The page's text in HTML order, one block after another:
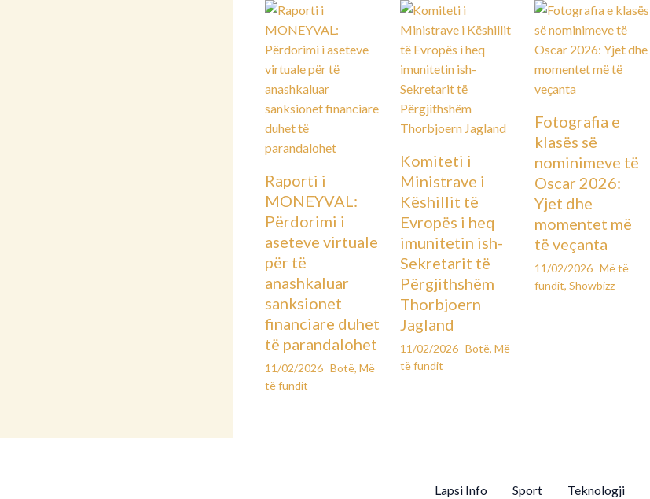
Raporti i
MONEYVAL:
Përdorimi i
aseteve virtuale
për të
anashkaluar
sanksionet
financiare duhet
të parandalohet
11/02/2026 Botë, Më
të fundit
Komiteti i
Ministrave i
Këshillit të
Evropës i heq
imunitetin ish-
Sekretarit të
Përgjithshëm
Thorbjoern
Jagland
11/02/2026 Botë, Më
të fundit
Fotografia e
klasës së
nominimeve të
Oscar 2026:
Yjet dhe
momentet më
të veçanta
11/02/2026 Më të
fundit,Showbizz
Lapsi Info Sport Teknologji